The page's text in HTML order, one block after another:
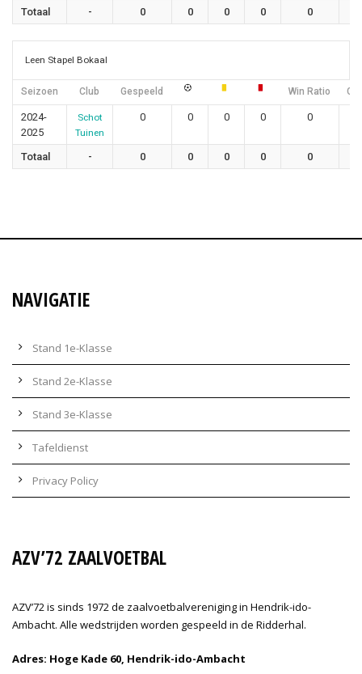
Totaal - 0 0 0 0 0
Leen Stapel Bokaal
Seizoen Club Gespeeld Win Ratio
2024-
2025
Schot
Tuinen
0 0 0 0 0
Totaal - 0 0 0 0 0
NAVIGATIE
Stand 1e-Klasse
Stand 2e-Klasse
Stand 3e-Klasse
Tafeldienst
Privacy Policy
AZV’72 ZAALVOETBAL
AZV’72 is sinds 1972 de zaalvoetbalvereniging in Hendrik-ido-
Ambacht. Alle wedstrijden worden gespeeld in de Ridderhal.
Adres: Hoge Kade 60, Hendrik-ido-Ambacht